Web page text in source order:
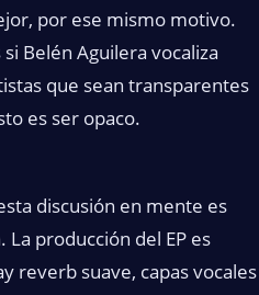
por ese mismo motivo.
Belén Aguilera vocaliza
que sean transparentes
es ser opaco.
discusión en mente es
producción del EP es
reverb suave, capas vocales